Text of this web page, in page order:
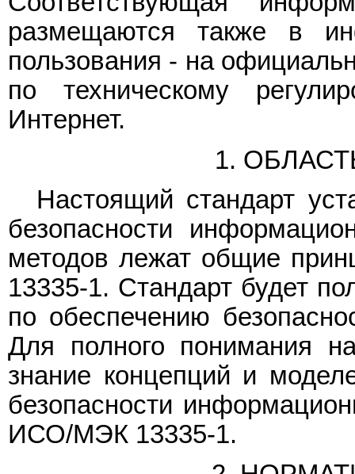
размещаются также в
пользования - на
по техническому
Интернет.
1.
Настоящий стандарт
безопасности
методов лежат общие
13335-1. Стандарт будет
по обеспечению
Для полного понимания
знание концепций и
безопасности
ИСО/МЭК 13335-1.